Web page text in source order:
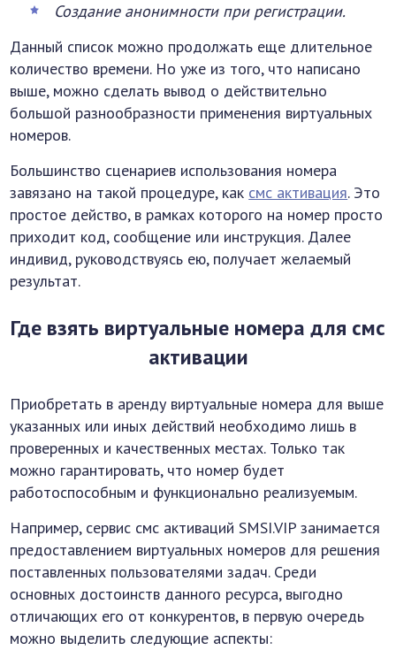
Создание анонимности при регистрации.
Данный список можно продолжать еще длительное
количество времени. Но уже из того, что написано
выше, можно сделать вывод о действительно
большой разнообразности применения виртуальных
номеров.
Большинство сценариев использования номера
завязано на такой процедуре, как смс активация. Это
простое действо, в рамках которого на номер просто
приходит код, сообщение или инструкция. Далее
индивид, руководствуясь ею, получает желаемый
результат.
Где взять виртуальные номера для смс
активации
Приобретать в аренду виртуальные номера для выше
указанных или иных действий необходимо лишь в
проверенных и качественных местах. Только так
можно гарантировать, что номер будет
работоспособным и функционально реализуемым.
Например, сервис смс активаций SMSI.VIP занимается
предоставлением виртуальных номеров для решения
поставленных пользователями задач. Среди
основных достоинств данного ресурса, выгодно
отличающих его от конкурентов, в первую очередь
можно выделить следующие аспекты: